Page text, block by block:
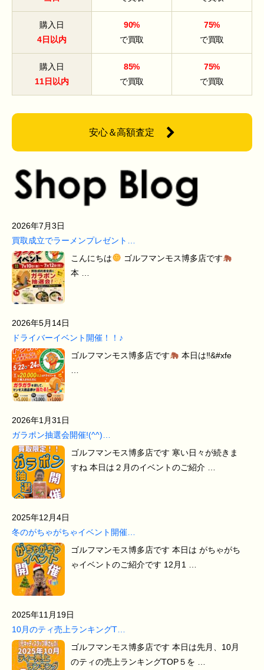
購入日
4日以内
90%
で買取
75%
で買取
購入日
11日以内
85%
で買取
75%
で買取
安心＆高額査定
2026年7月3日
買取成立でラーメンプレゼント…
こんにちは
ゴルフマンモス博多店です
本 …
2026年5月14日
ドライバーイベント開催！！♪
ゴルフマンモス博多店です
本日は‼&#xfe
2026年1月31日
ガラポン抽選会開催!(^^)…
ゴルフマンモス博多店です 寒い日々が続きま
すね 本日は２月のイベントのご紹介 …
2025年12月4日
冬のがちゃがちゃイベント開催…
ゴルフマンモス博多店です 本日は がちゃがち
ゃイベントのご紹介です 12月1 …
2025年11月19日
10月のティ売上ランキングT…
ゴルフマンモス博多店です 本日は先月、10月
のティの売上ランキングTOP５を …